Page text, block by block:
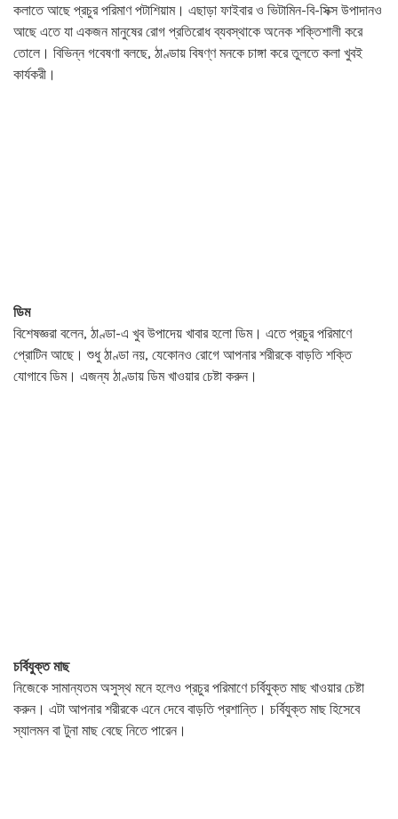
কলাতে আছে প্রচুর পরিমাণ পটাশিয়াম। এছাড়া ফাইবার ও ভিটামিন-বি-সিক্স উপাদানও
আছে এতে যা একজন মানুষের রোগ প্রতিরোধ ব্যবস্থাকে অনেক শক্তিশালী করে
তোলে। বিভিন্ন গবেষণা বলছে, ঠাণ্ডায় বিষণ্ণ মনকে চাঙ্গা করে তুলতে কলা খুবই
কার্যকরী।
ডিম
বিশেষজ্ঞরা বলেন, ঠাণ্ডা-এ খুব উপাদেয় খাবার হলো ডিম। এতে প্রচুর পরিমাণে
প্রোটিন আছে। শুধু ঠাণ্ডা নয়, যেকোনও রোগে আপনার শরীরকে বাড়তি শক্তি
যোগাবে ডিম। এজন্য ঠাণ্ডায় ডিম খাওয়ার চেষ্টা করুন।
চর্বিযুক্ত মাছ
নিজেকে সামান্যতম অসুস্থ মনে হলেও প্রচুর পরিমাণে চর্বিযুক্ত মাছ খাওয়ার চেষ্টা
করুন। এটা আপনার শরীরকে এনে দেবে বাড়তি প্রশান্তি। চর্বিযুক্ত মাছ হিসেবে
স্যালমন বা টুনা মাছ বেছে নিতে পারেন।